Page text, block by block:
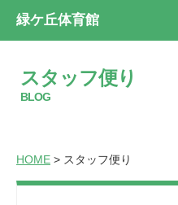
緑ケ丘体育館
スタッフ便り
BLOG
HOME > スタッフ便り